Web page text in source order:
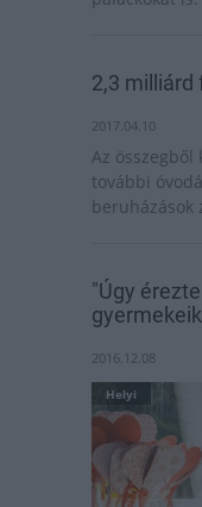
2,3 milliárd
2017.04.10
Az
további
beruházások
"Úgy
2016.12.08
Helyi